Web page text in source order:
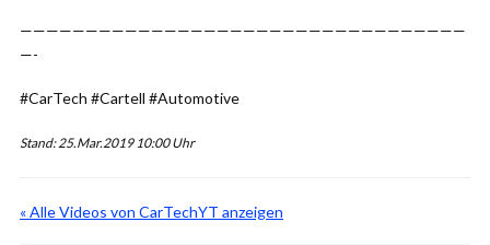
——————————————————————————————————
—-
#CarTech #Cartell #Automotive
Stand: 25.Mar.2019 10:00 Uhr
« Alle Videos von CarTechYT anzeigen